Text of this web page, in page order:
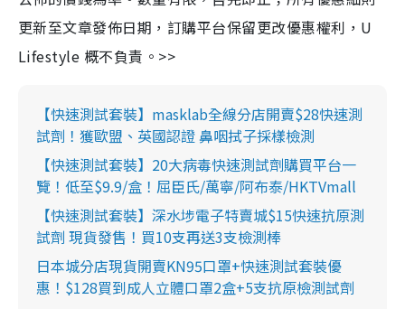
更新至文章發佈日期，訂購平台保留更改優惠權利，U
Lifestyle 概不負責。>>
【快速測試套裝】masklab全線分店開賣$28快速測
試劑！獲歐盟、英國認證 鼻咽拭子採樣檢測
【快速測試套裝】20大病毒快速測試劑購買平台一
覽！低至$9.9/盒！屈臣氏/萬寧/阿布泰/HKTVmall
【快速測試套裝】深水埗電子特賣城$15快速抗原測
試劑 現貨發售！買10支再送3支檢測棒
日本城分店現貨開賣KN95口罩+快速測試套裝優
惠！$128買到成人立體口罩2盒+5支抗原檢測試劑